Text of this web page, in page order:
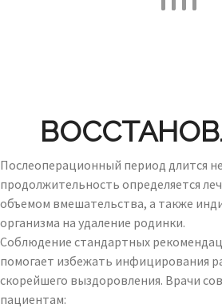
Послеоперационный период длится
продолжительность определяется
объемом вмешательства, а также
организма на удаление родинки.
Соблюдение стандартных
помогает избежать инфицирования
скорейшего выздоровления. Врачи
пациентам: